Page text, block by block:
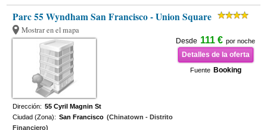
Parc 55 Wyndham San Francisco - Union Square
Mostrar en el mapa
Desde 111 € por noche
Detalles de la oferta
Fuente Booking
Dirección: 55 Cyril Magnin St
Ciudad (Zona): San Francisco (Chinatown - Distrito
Financiero)